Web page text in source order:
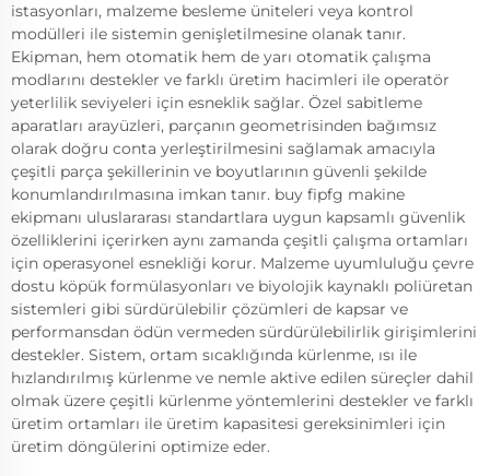
istasyonları, malzeme besleme üniteleri veya kontrol
modülleri ile sistemin genişletilmesine olanak tanır.
Ekipman, hem otomatik hem de yarı otomatik çalışma
modlarını destekler ve farklı üretim hacimleri ile operatör
yeterlilik seviyeleri için esneklik sağlar. Özel sabitleme
aparatları arayüzleri, parçanın geometrisinden bağımsız
olarak doğru conta yerleştirilmesini sağlamak amacıyla
çeşitli parça şekillerinin ve boyutlarının güvenli şekilde
konumlandırılmasına imkan tanır. buy fipfg makine
ekipmanı uluslararası standartlara uygun kapsamlı güvenlik
özelliklerini içerirken aynı zamanda çeşitli çalışma ortamları
için operasyonel esnekliği korur. Malzeme uyumluluğu çevre
dostu köpük formülasyonları ve biyolojik kaynaklı poliüretan
sistemleri gibi sürdürülebilir çözümleri de kapsar ve
performansdan ödün vermeden sürdürülebilirlik girişimlerini
destekler. Sistem, ortam sıcaklığında kürlenme, ısı ile
hızlandırılmış kürlenme ve nemle aktive edilen süreçler dahil
olmak üzere çeşitli kürlenme yöntemlerini destekler ve farklı
üretim ortamları ile üretim kapasitesi gereksinimleri için
üretim döngülerini optimize eder.